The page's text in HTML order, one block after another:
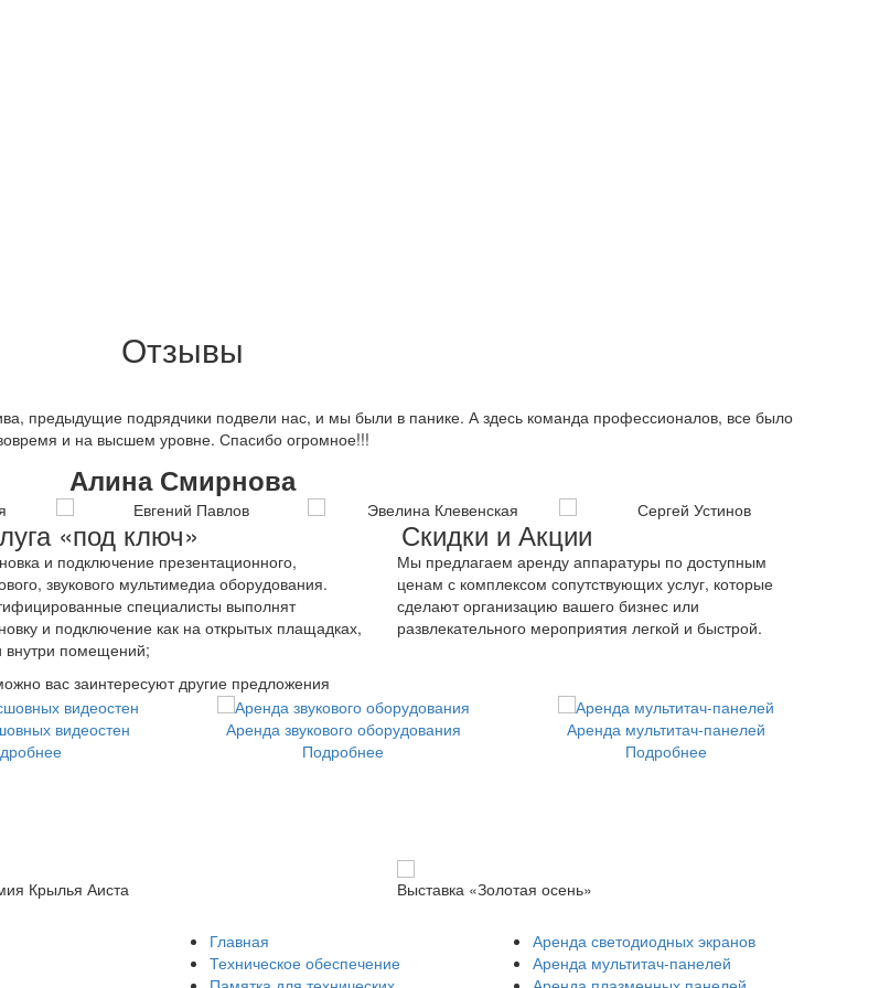
Отзывы
предыдущие подрядчики подвели нас, и мы были в панике. А здесь команда профессионалов, все было
и на высшем уровне. Спасибо огромное!!!
Алина Смирнова
«под ключ»
и подключение презентационного,
звукового мультимедиа оборудования.
специалисты выполнят
и подключение как на открытых плащадках,
внутри помещений;
Скидки и Акции
Мы предлагаем аренду аппаратуры по доступным
ценам с комплексом сопутствующих услуг, которые
сделают организацию вашего бизнес или
развлекательного мероприятия легкой и быстрой.
вас заинтересуют другие предложения
видеостен
Аренда звукового оборудования
Подробнее
Аренда мультитач-панелей
Подробнее
Крылья Аиста Выставка «Золотая осень»
Главная
Техническое обеспечение
Аренда светодиодных экранов
Аренда мультитач-панелей